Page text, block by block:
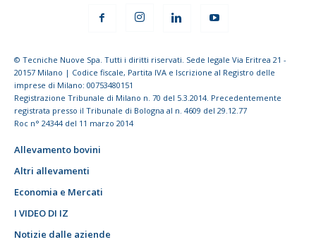
© Tecniche Nuove Spa. Tutti i diritti riservati. Sede legale Via Eritrea 21 -
20157 Milano | Codice fiscale, Partita IVA e Iscrizione al Registro delle
imprese di Milano: 00753480151
Registrazione Tribunale di Milano n. 70 del 5.3.2014. Precedentemente
registrata presso il Tribunale di Bologna al n. 4609 del 29.12.77
Roc n° 24344 del 11 marzo 2014
Allevamento bovini
Altri allevamenti
Economia e Mercati
I VIDEO DI IZ
Notizie dalle aziende